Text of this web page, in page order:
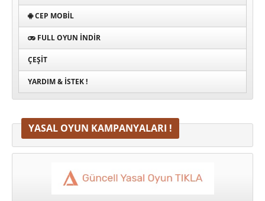
CEP MOBIL
FULL OYUN İNDIR
ÇEŞIT
YARDIM & İSTEK !
YASAL OYUN KAMPANYALARI !